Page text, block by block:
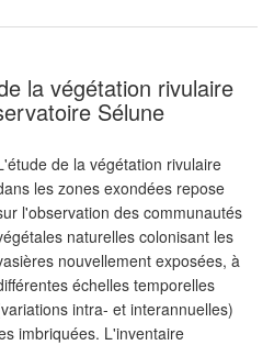
la végétation rivulaire
Sélune
de la végétation rivulaire
les zones exondées repose
l'observation des communautés
naturelles colonisant les
nouvellement exposées, à
échelles temporelles
intra- et interannuelles)
imbriquées. L'inventaire